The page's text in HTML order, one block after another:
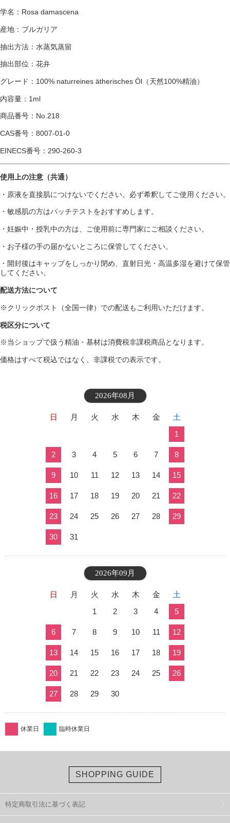
学名：Rosa damascena
産地：ブルガリア
抽出方法：水蒸気蒸留
抽出部位：花弁
グレード：100% naturreines ätherisches Öl（天然100%精油）
内容量：1ml
商品番号：No.218
CAS番号：8007-01-0
EINECS番号：290-260-3
使用上の注意（共通）
・原液を直接肌につけないでください。必ず希釈してご使用ください。
・敏感肌の方はパッチテストをおすすめします。
・妊娠中・授乳中の方は、ご使用前に専門家にご相談ください。
・お子様の手の届かないところに保管してください。
・開封後はキャップをしっかり閉め、直射日光・高温多湿を避けて保管
してください。
配送方法について
※クリックポスト（全国一律）での配送もご利用いただけます。
税区分について
※当ショップで扱う精油・基材は消費税非課税商品となります。
価格はすべて税込ではなく、非課税での表示です。
2026年08月
日 月 火 水 木 金
土
1
2 3 4 5 6 7 8
9 10 11 12 13 14 15
16 17 18 19 20 21 22
23 24 25 26 27 28 29
30 31
2026年09月
日 月 火 水 木 金
土
1
2 3 4 5
6 7 8 9 10 11 12
13 14 15 16 17 18 19
20 21 22 23 24 25 26
27 28 29 30
休業日 臨時休業日
SHOPPING GUIDE
特定商取引法に基づく表記